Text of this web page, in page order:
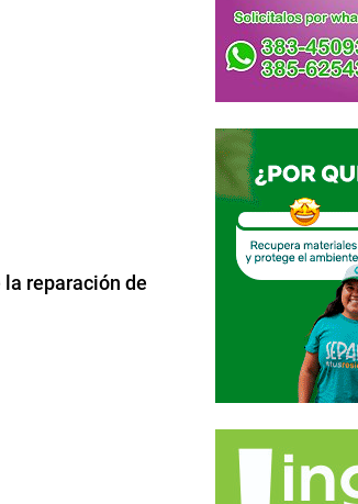
reparación de